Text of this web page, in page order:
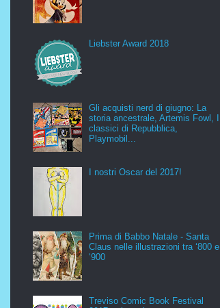
Liebster Award 2018
Gli acquisti nerd di giugno: La
storia ancestrale, Artemis Fowl, I
classici di Repubblica,
Playmobil...
I nostri Oscar del 2017!
Prima di Babbo Natale - Santa
Claus nelle illustrazioni tra ‘800 e
‘900
Treviso Comic Book Festival